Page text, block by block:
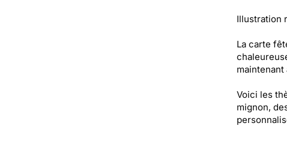
Illustration
La carte
maintenant
Voici les
mignon,